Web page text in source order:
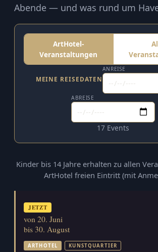
Abende — und was rund um
ArtHotel-
Veranstaltungen
MEINE REISEDATEN
ANREISE
ABREISE
17 Events
Kinder bis 14 Jahre erhalten zu allen
ArtHotel freien Eintritt (mit
JETZT
von 20. Juni
bis 30. August
ARTHOTEL KUNSTQUARTIER